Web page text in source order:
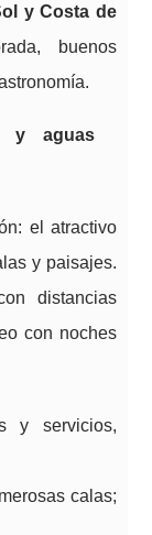
y Costa de
buenos
y aguas
el atractivo
y paisajes.
distancias
con noches
y servicios,
calas;